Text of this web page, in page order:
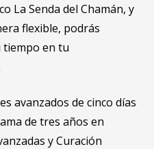
La Senda del Chamán, y
flexible, podrás
tiempo en tu
avanzados de cinco días
de tres años en
y Curación